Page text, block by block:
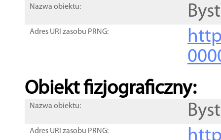
Nazwa obiektu:
Adres URI zasobu PRNG:
Obiekt fizjograficzny:
Nazwa obiektu:
Adres URI zasobu PRNG: